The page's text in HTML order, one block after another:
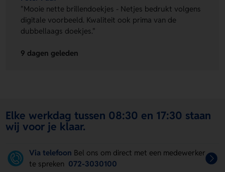
"Mooie nette brillendoekjes - Netjes bedrukt volgens
digitale voorbeeld. Kwaliteit ook prima van de
dubbellaags doekjes."
9 dagen geleden
Elke werkdag tussen 08:30 en 17:30 staan
wij voor je klaar.
Via telefoon Bel ons om direct met een medewerker
te spreken 072-3030100